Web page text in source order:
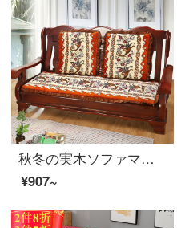
秋冬の実木ソファマットにビロード保温クッション厚い旧式の赤木質ソファカバーフランネル三人乗りの滑り止めの長いシートとゴンドラ-オレンジ三人乗り：53*170 cm（背もたれを含まない）
¥907~